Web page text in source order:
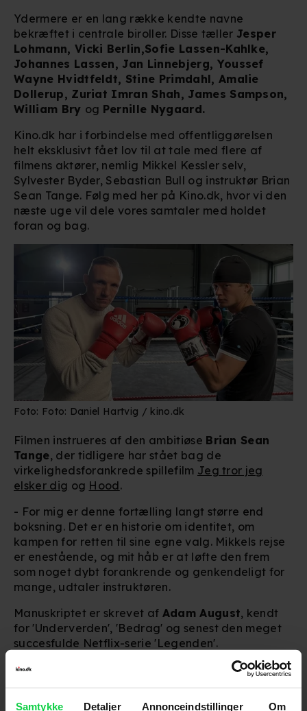
Samtykke Detaljer Annonceindstillinger Om
Ydermere er en lang række kendte navne
bekræftet i centrale biroller. Disse tæller Jesper
Lohmann, Vicki Berlin,Sofie Lassen-Kahlke,
Johannes Lassen, Jan Linnebjerg, Youssef
Wayne Hvidtfeldt, Stine Primdahl, Amalie
Dollerup, Zuriat Imran Shah, James Sampson,
William Bry og Pernille Nygaard.
Kino.dk har i forbindelse med offentliggørelsen
helt eksklusivt fået lov til at tale med flere af
filmens aktører, nemlig Mikkel Kessler selv,
Sylvester Byder, Sebastian Bull og instruktør Brian
Sean Tange. Følg med her på Kino.dk, hvor vi den
næste uge vil dele vores samtaler med holdet
foran og bag.
Foto: Foto: Daniel Hartvig / kino.dk
Filmen instrueres af den ambitiøse Brian Sean
Tange, der tidligere har stået bag de
virkelighedsforankrede spillefilm Jeg tror jeg
elsker dig og Hood.
- For mig er denne fortælling langt større end
boksning. Det er en historie om identitet, om
kampen for retten til sine egne valg. Mikkels rejse
er enestående, og mit håb er at løfte den frem
som noget dybt forankrende og genkendeligt for
mange, udtaler instruktøren.
Manuskriptet er skrevet af Adam August, kendt
for 'Underverden', 'Bedrag' og senest den meget
succesfulde Netflix-serie 'Legenden'.
'Kessler' produceres af
Brightside Pictures, som
efter mere end 20 år som et af Danmarks førende
reklameproduktionsselskaber nu tager springet